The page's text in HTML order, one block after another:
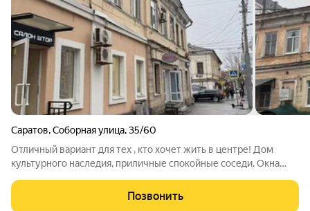
Саратов,Соборная улица,35/60
Отличный вариант для тех , кто хочет жить в центре! Дом
культурного наследия, приличные спокойные соседи. Окна
шикарная-лучше не придумать. Театральная площадь,
Волжский проспект, набережная, - все в
Позвонить